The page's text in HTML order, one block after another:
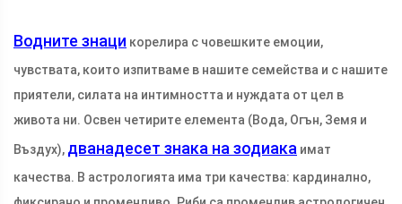
Водните знаци корелира с човешките емоции,
чувствата, които изпитваме в нашите семейства и с нашите
приятели, силата на интимността и нуждата от цел в
живота ни. Освен четирите елемента (Вода, Огън, Земя и
Въздух), дванадесет знака на зодиака имат
качества. В астрологията има три качества: кардинално,